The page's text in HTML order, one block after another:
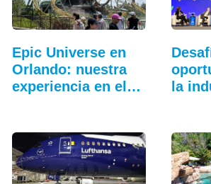
Epic Universe en
Orlando: nuestra
experiencia en el…
la